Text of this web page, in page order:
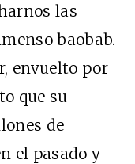
las
baobab.
envuelto por
que su
de
el pasado y